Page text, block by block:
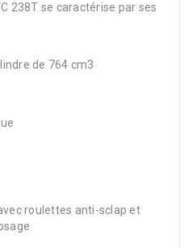
238T se caractérise par ses
de 764 cm3
roulettes anti-sclap et